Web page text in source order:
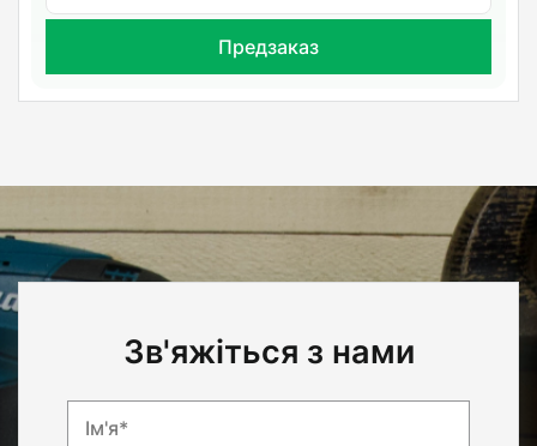
Предзаказ
Зв'яжіться з нами
Ім'я*